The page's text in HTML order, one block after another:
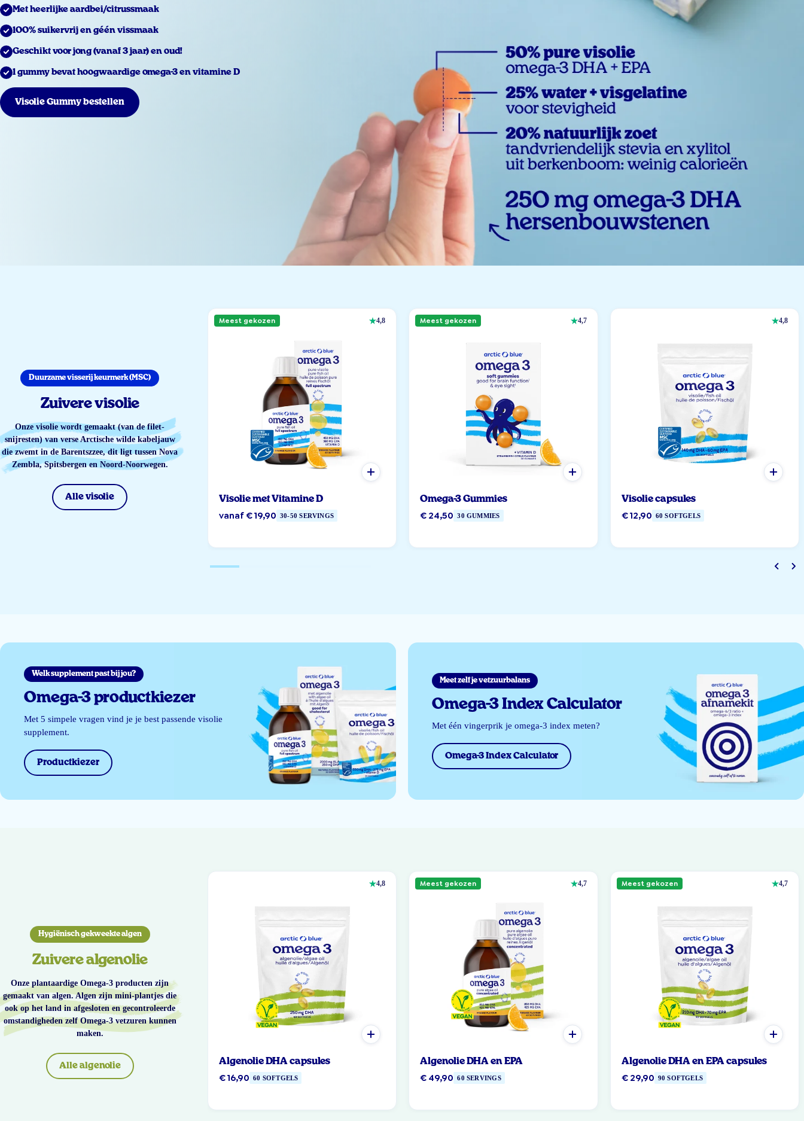
Met heerlijke aardbei/citrussmaak
100% suikervrij en géén vissmaak
Geschikt voor jong (vanaf 3 jaar) en oud!
1 gummy bevat hoogwaardige omega-3 en vitamine D
Visolie Gummy bestellen
Duurzame visserij keurmerk (MSC)
Zuivere visolie
Onze visolie wordt gemaakt (van de filet-
snijresten) van verse Arctische wilde kabeljauw
die zwemt in de Barentszzee, dit ligt tussen Nova
Zembla, Spitsbergen en Noord-Noorwegen.
Alle visolie
Meest gekozen 4,8
Visolie met Vitamine D
vanaf € 19,90 30-50 SERVINGS
Meest gekozen 4,7
Omega-3 Gummies
€ 24,50 30 GUMMIES
4,8
Visolie capsules
€ 12,90 60 SOFTGELS
Welk supplement past bij jou?
Omega-3 productkiezer
Met 5 simpele vragen vind je je best passende visolie
supplement.
Productkiezer
Meet zelf je vetzuurbalans
Omega-3 Index Calculator
Met één vingerprik je omega-3 index meten?
Omega-3 Index Calculator
Hygiënisch gekweekte algen
Zuivere algenolie
Onze plantaardige Omega-3 producten zijn
gemaakt van algen. Algen zijn mini-plantjes die
ook op het land in afgesloten en gecontroleerde
omstandigheden zelf Omega-3 vetzuren kunnen
maken.
Alle algenolie
4,8
Algenolie DHA capsules
€ 16,90 60 SOFTGELS
Meest gekozen 4,7
Algenolie DHA en EPA
€ 49,90 60 SERVINGS
Meest gekozen 4,7
Algenolie DHA en EPA capsules
€ 29,90 90 SOFTGELS